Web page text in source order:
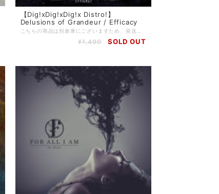
【Dig!xDig!xDig!x Distro!】
Delusions of Grandeur / Efficacy
¥1,490 SOLD OUT